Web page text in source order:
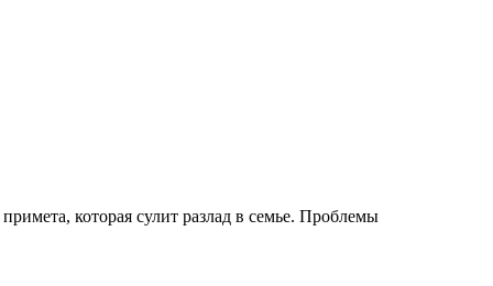
которая сулит разлад в семье. Проблемы